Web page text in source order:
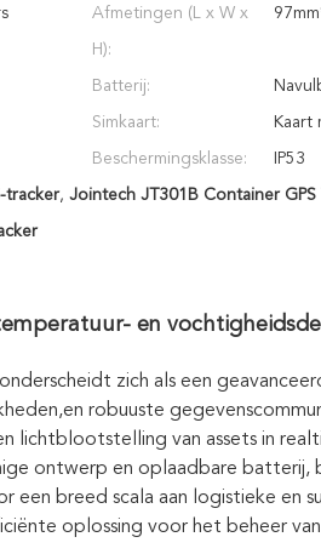
Afmetingen (L x W x
H):
Batterij:
Simkaart: Kaart
Beschermingsklasse: IP53
tracker, Jointech JT301B Container GPS
en
zich als een
robuuste
lichtblootstelling van assets in
ontwerp en oplaadbare batterij,
een breed scala aan logistieke en
oplossing voor het beheer